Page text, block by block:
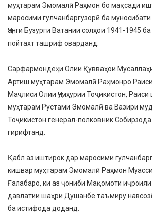
муҳтарам Эмомалӣ Раҳмон бо мақсади
маросими гулчанбаргузорӣ ба
Ҷанги Бузурги Ватании солҳои 1941-1945
пойтахт ташриф оварданд.
Сарфармондеҳи Олии Қувваҳои
Артиш муҳтарам Эмомалӣ Раҳмонро
Маҷлиси Олии Ҷумҳурии Тоҷикистон,
муҳтарам Рустами Эмомалӣ ва Вазири
Тоҷикистон генерал-полковник
гирифтанд.
Қабл аз иштирок дар маросими
кишвар муҳтарам Эмомалӣ Раҳмон
Ғалабаро, ки аз ҷониби Мақомоти
давлатии шаҳри Душанбе таъмиру
ба истифода доданд.